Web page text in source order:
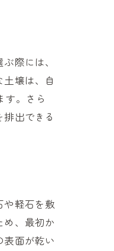
際には、
壌は、自
す。さら
出できる
や軽石を敷
め、最初か
面が乾い